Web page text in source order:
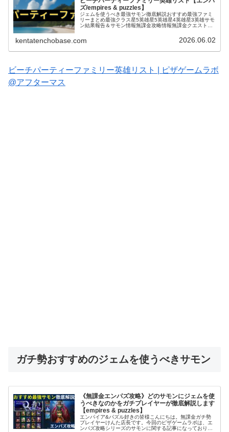
ズ/empires & puzzles】
ジェムを使うべき最強サモン徹底解説おすすめ最強ファミ
リーまとめ最強クラス星5英雄星5英雄星4英雄星3英雄サモ
ン結果報告＆サモン情報無課金攻略情報無課金クエスト攻
kentatenchobase.com 2026.06.02
ビーチパーティーファミリー英雄リスト | ピザゲームラボ
@アフターマス
ガチ勢おすすめのジェムを使うべきサモン
《無課金エンパズ攻略》どのサモンにジェムを使
うべきなのかをガチプレイヤーが徹底解説します
【empires & puzzles】
エンパイア&パズル好きの皆様こんにちは。無課金ガチ勢
プレイヤーけんた店長です。今回のピザゲームラボは、エ
ンパズ攻略シリーズのサモンに関する記事になっておりま